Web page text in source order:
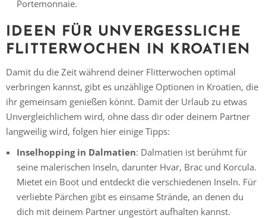
Portemonnaie.
IDEEN FÜR UNVERGESSLICHE
FLITTERWOCHEN IN KROATIEN
Damit du die Zeit während deiner Flitterwochen optimal
verbringen kannst, gibt es unzählige Optionen in Kroatien, die
ihr gemeinsam genießen könnt. Damit der Urlaub zu etwas
Unvergleichlichem wird, ohne dass dir oder deinem Partner
langweilig wird, folgen hier einige Tipps:
Inselhopping in Dalmatien: Dalmatien ist berühmt für
seine malerischen Inseln, darunter Hvar, Brac und Korcula.
Mietet ein Boot und entdeckt die verschiedenen Inseln. Für
verliebte Pärchen gibt es einsame Strände, an denen du
dich mit deinem Partner ungestört aufhalten kannst.